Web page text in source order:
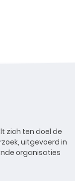
zich ten doel de
uitgevoerd in
organisaties